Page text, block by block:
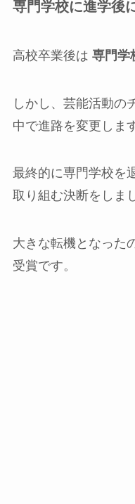
専門学校に進学後
高校卒業後は 専門学
しかし、芸能活動の
中で進路を変更しま
最終的に専門学校を
取り組む決断をしま
大きな転機となった
受賞です。